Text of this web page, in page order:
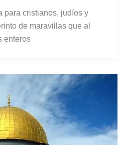
para cristianos, judíos y
de maravillas que al
enteros